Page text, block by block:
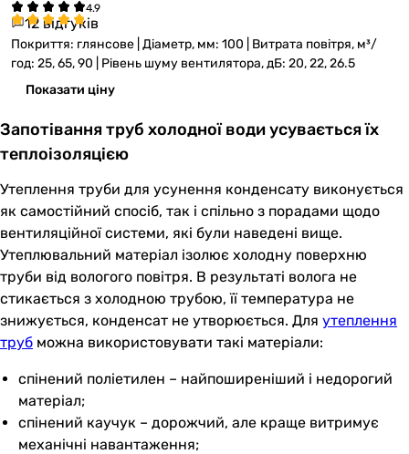
12 відгуків
Покриття: глянсове | Діаметр, мм: 100 | Витрата повітря, м³/
год: 25, 65, 90 | Рівень шуму вентилятора, дБ: 20, 22, 26.5
Показати ціну
Запотівання труб холодної води усувається їх
теплоізоляцією
Утеплення труби для усунення конденсату виконується
як самостійний спосіб, так і спільно з порадами щодо
вентиляційної системи, які були наведені вище.
Утеплювальний матеріал ізолює холодну поверхню
труби від вологого повітря. В результаті волога не
стикається з холодною трубою, її температура не
знижується, конденсат не утворюється. Для утеплення
труб можна використовувати такі матеріали:
спінений поліетилен – найпоширеніший і недорогий
матеріал;
спінений каучук – дорожчий, але краще витримує
механічні навантаження;